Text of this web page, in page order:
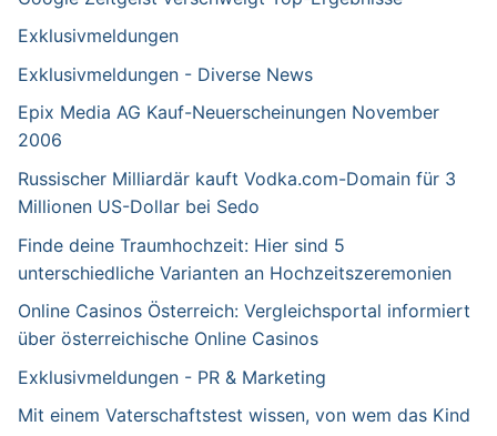
Exklusivmeldungen
Exklusivmeldungen - Diverse News
Epix Media AG Kauf-Neuerscheinungen November
2006
Russischer Milliardär kauft Vodka.com-Domain für 3
Millionen US-Dollar bei Sedo
Finde deine Traumhochzeit: Hier sind 5
unterschiedliche Varianten an Hochzeitszeremonien
Online Casinos Österreich: Vergleichsportal informiert
über österreichische Online Casinos
Exklusivmeldungen - PR & Marketing
Mit einem Vaterschaftstest wissen, von wem das Kind